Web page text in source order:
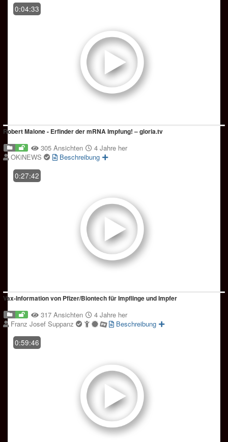
0:04:33
Robert Malone - Erfinder der mRNA Impfung! – gloria.tv
305 Ansichten
4 Jahre her
OKiNEWS
Beschreibung
0:27:42
Vax-Information von Pfizer/Biontech für Impflinge und Impfer
317 Ansichten
4 Jahre her
Franz Josef Suppanz
Beschreibung
0:59:46